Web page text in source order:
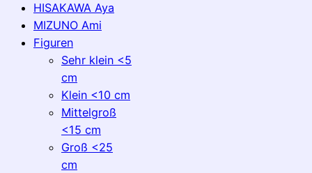
HISAKAWA Aya
MIZUNO Ami
Figuren
Sehr klein <5
cm
Klein <10 cm
Mittelgroß
<15 cm
Groß <25
cm